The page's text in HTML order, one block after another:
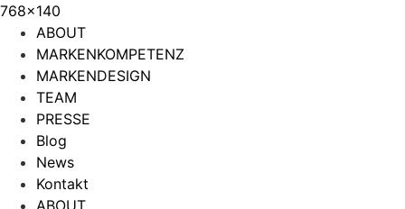
ABOUT
MARKENKOMPETENZ
MARKENDESIGN
TEAM
PRESSE
Blog
News
Kontakt
ABOUT